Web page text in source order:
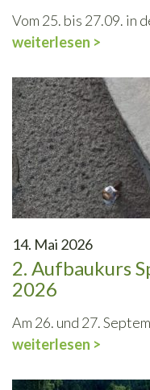
Vom 25. bis 27.09.
weiterlesen >
14. Mai 2026
2. Aufbaukurs
2026
Am 26. und 27.
weiterlesen >